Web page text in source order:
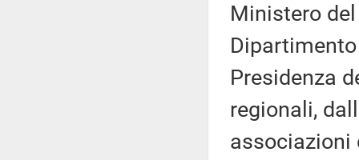
Ministero
Presidenza
regionali,
associazioni